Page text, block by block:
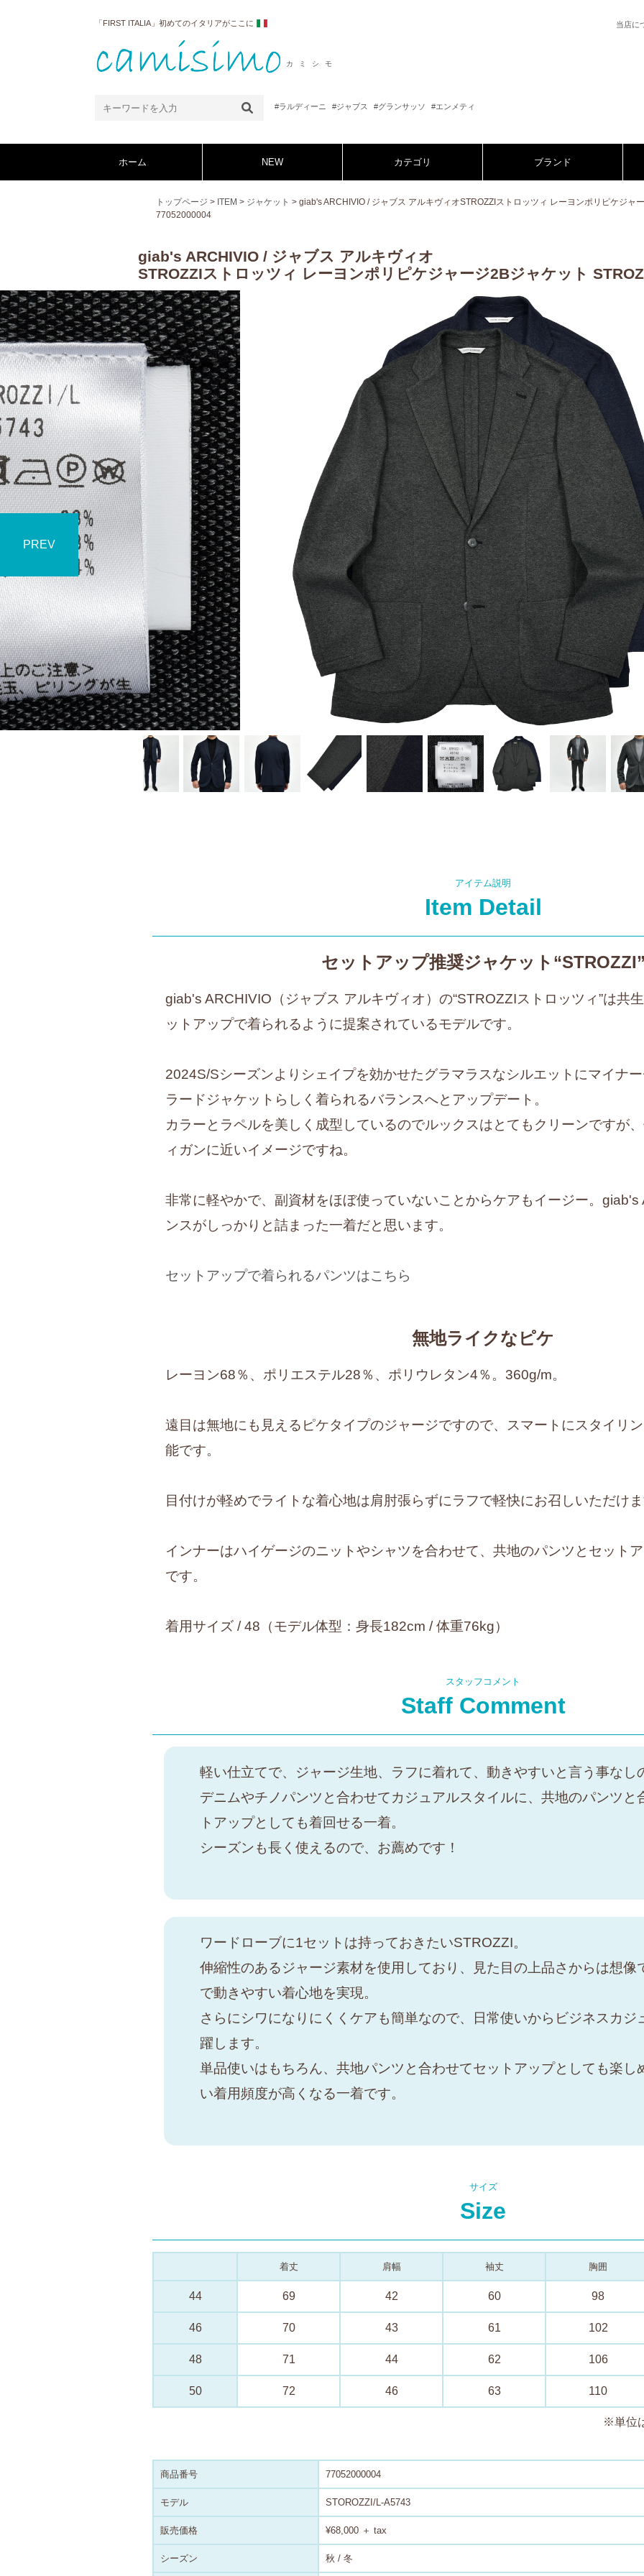
「FIRST ITALIA」初めてのイタリアがここに
カミシモ
#ラルディーニ #ジャブス #グランサッソ #エンメティ
当店に
ホーム NEW カテゴリ ブランド
トップページ > ITEM > ジャケット > giab's ARCHIVIO / ジャブス アルキヴィオSTROZZIストロッツィ レーヨンポリピケジャ
77052000004
アイテム説明
Item Detail
セットアップ推奨ジャケット
giab's ARCHIVIO（ジャブス アルキヴィオ）の“STROZZIストロッツィ”は共
ットアップで着られるように提案されているモデルです。
2024S/Sシーズンよりシェイプを効かせたグラマラスなシルエットにマイナ
ラードジャケットらしく着られるバランスへとアップデート。
カラーとラペルを美しく成型しているのでルックスはとてもクリーンですが
ィガンに近いイメージですね。
非常に軽やかで、副資材をほぼ使っていないことからケアもイージー。
ンスがしっかりと詰まった一着だと思います。
セットアップで着られるパンツはこちら
無地ライクなピケ
レーヨン68％、ポリエステル28％、ポリウレタン4％。360g/m。
遠目は無地にも見えるピケタイプのジャージですので、スマートにスタイリ
能です。
目付けが軽めでライトな着心地は肩肘張らずにラフで軽快にお召しいただけ
インナーはハイゲージのニットやシャツを合わせて、共地のパンツとセット
です。
着用サイズ / 48（モデル体型：身長182cm / 体重76kg）
スタッフコメント
Staff Comment
軽い仕立てで、ジャージ生地、ラフに着れて、動きやすいと言う事なし
デニムやチノパンツと合わせてカジュアルスタイルに、共地のパンツと
トアップとしても着回せる一着。
シーズンも長く使えるので、お薦めです！
ワードローブに1セットは持っておきたいSTROZZI。
伸縮性のあるジャージ素材を使用しており、見た目の上品さからは想像
で動きやすい着心地を実現。
さらにシワになりにくくケアも簡単なので、日常使いからビジネスカジ
躍します。
単品使いはもちろん、共地パンツと合わせてセットアップとしても楽し
い着用頻度が高くなる一着です。
サイズ
Size
着丈 肩幅 袖丈 胸囲
44 69 42 60 98
46 70 43 61 102
48 71 44 62 106
50 72 46 63 110
※単位
商品番号 77052000004
モデル STOROZZI/L-A5743
販売価格 ¥68,000 ＋ tax
シーズン 秋 / 冬